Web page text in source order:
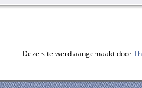
Deze site werd aangemaakt door